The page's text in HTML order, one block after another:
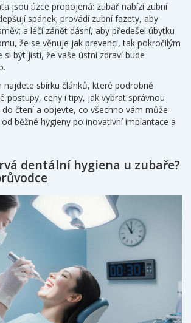
jsou úzce propojená: zubař nabízí zubní
spánek; provádí zubní fazety, aby
a léčí zánět dásní, aby předešel úbytku
že se věnuje jak prevenci, tak pokročilým
být jisti, že vaše ústní zdraví bude
sbírku článků, které podrobně
postupy, ceny i tipy, jak vybrat správnou
čtení a objevte, co všechno vám může
běžné hygieny po inovativní implantace a
dentální hygiena u zubaře?